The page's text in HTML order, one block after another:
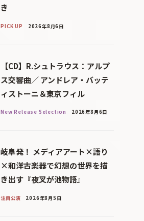
き
PICK UP 2026年8月6日
【CD】R.シュトラウス：アルプ
ス交響曲／ アンドレア・バッテ
ィストーニ＆東京フィル
New Release Selection 2026年8月6日
岐阜発！ メディアアート×語り
×和洋古楽器で幻想の世界を描
き出す『夜叉が池物語』
注目公演 2026年8月5日